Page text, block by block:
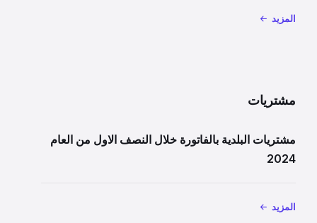
المزيد
مشتريات
مشتريات البلدية بالفاتورة خلال النصف الاول من العام
2024
المزيد